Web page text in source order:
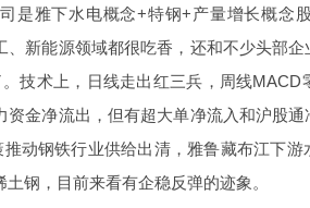
是雅下水电概念+特钢+产量增长概念
、新能源领域都很吃香，还和不少头部
技术上，日线走出红三兵，周线
资金净流出，但有超大单净流入和沪股
推动钢铁行业供给出清，雅鲁藏布江下
钢，目前来看有企稳反弹的迹象。